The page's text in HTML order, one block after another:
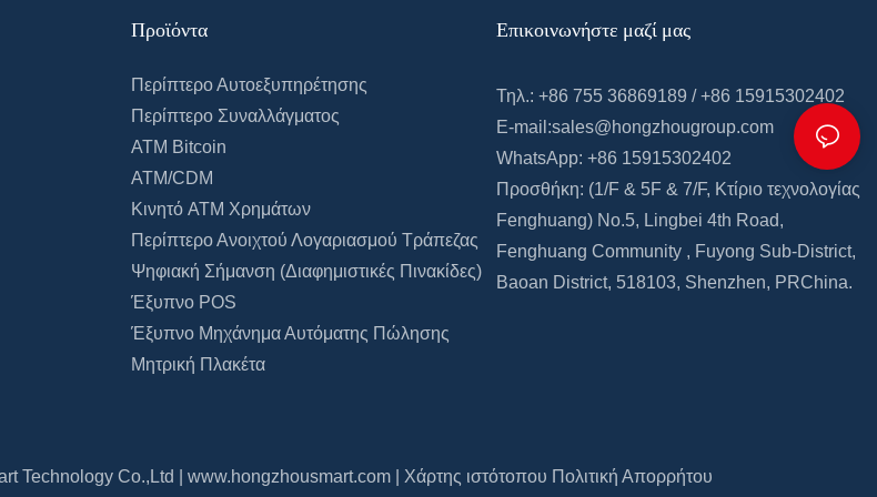
εσωτερική ψηφιακή σήμανση
σήμανση. Ανάλογα με την
εγκατάσταση, υπάρχουν
επιδαπέδιες και επιτοίχιες
ψηφιακές σήμανσεις. Η
Hongzhou Smart σχεδιάζει και
παράγει το καλύτερο υλικό
ψηφιακής σήμανσης και
λογισμικό αναπαραγωγής
πολυμέσων για να καλύψει τις
απαιτήσεις των διαφόρων
Προϊόντα
Περίπτερο Αυτοεξυπηρέτησης
Περίπτερο Συναλλάγματος
ATM Bitcoin
ATM/CDM
Κινητό ATM Χρημάτων
Περίπτερο Ανοιχτού Λογαριασμού Τράπεζας
Ψηφιακή Σήμανση (διαφημιστικές Πινακίδες)
Έξυπνο POS
Έξυπνο Μηχάνημα Αυτόματης Πώλησης
Μητρική Πλακέτα
Επικοινωνήστε μαζί μας
Τηλ.: +86 755 36869189 / +86 15915302402
E-mail:sales@hongzhougroup.com
WhatsApp: +86 15915302402
Προσθήκη: (1/F & 5F & 7/F, Κτίριο τεχνολογίας
Fenghuang)No.5, Lingbei 4th Road,
Fenghuang Community , Fuyong Sub-District,
Baoan District, 518103, Shenzhen, PRChina.
Technology Co.,Ltd | www.hongzhousmart.com Χάρτης ιστότοπου Πολιτική Απορρήτου